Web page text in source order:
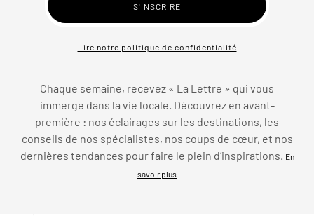
Lire notre politique de confidentialité
Chaque semaine, recevez « La Lettre » qui vous
immerge dans la vie locale. Découvrez en avant-
première : nos éclairages sur les destinations, les
conseils de nos spécialistes, nos coups de cœur, et nos
dernières tendances pour faire le plein d’inspirations.
En
savoir plus